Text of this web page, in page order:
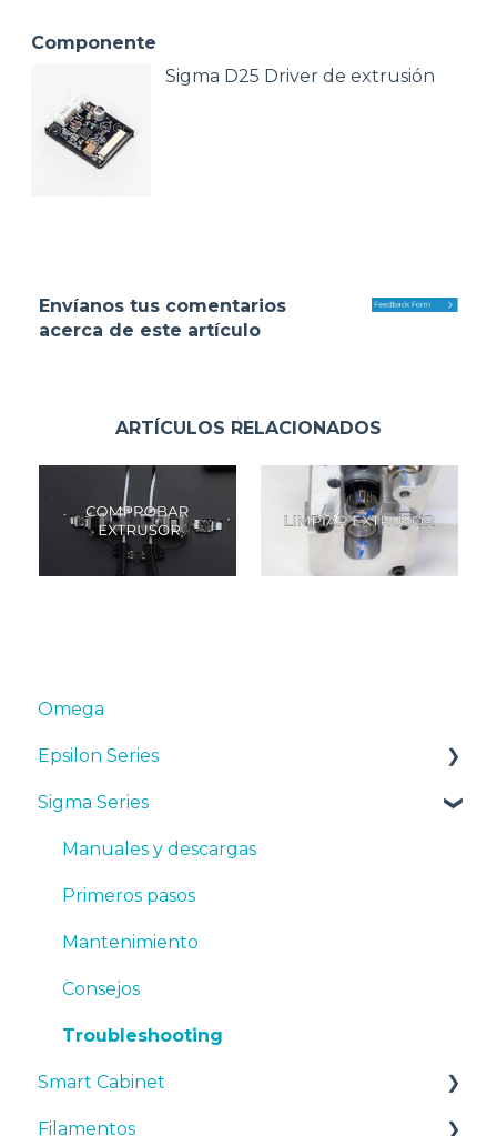
Componente
Sigma D25 Driver de extrusión
Envíanos tus comentarios
acerca de este artículo
ARTÍCULOS RELACIONADOS
Omega
Epsilon Series
Manuales y Descargas
Primeros pasos
Mantenimiento
Consejos
Resolución de problemas
Sigma Series
Manuales y descargas
Primeros pasos
Mantenimiento
Consejos
Troubleshooting
Smart Cabinet
Manuales y Descargas
Filamentos